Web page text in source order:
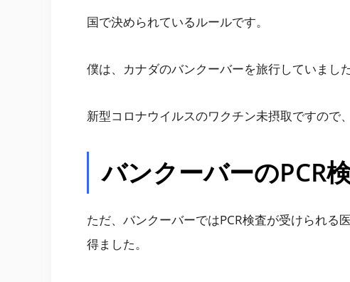
国で決められているルールです。
僕は、カナダのバンクーバーを旅行していました
新型コロナウイルスのワクチン未摂取ですので
バンクーバーのPCR
ただ、バンクーバーではPCR検査が受けられる
得ました。